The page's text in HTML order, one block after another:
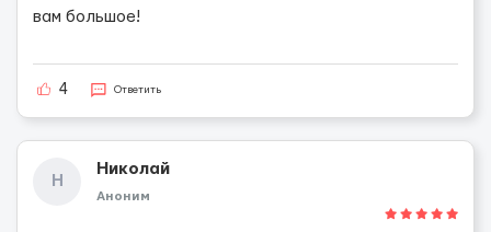
вам большое!
4 Ответить
Н
Николай
Аноним